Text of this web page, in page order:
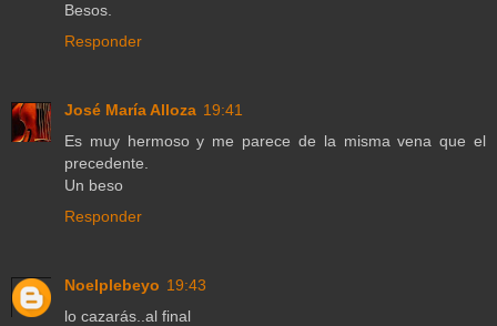
Besos.
Responder
José María Alloza 19:41
Es muy hermoso y me parece de la misma vena que el
precedente.
Un beso
Responder
Noelplebeyo 19:43
lo cazarás..al final